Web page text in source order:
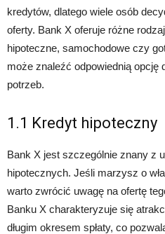
kredytów, dlatego wiele osób
oferty. Bank X oferuje różne
hipoteczne, samochodowe czy
może znaleźć odpowiednią opcję
potrzeb.
1.1 Kredyt hipoteczny
Bank X jest szczególnie znany z
hipotecznych. Jeśli marzysz o
warto zwrócić uwagę na ofertę
Banku X charakteryzuje się
długim okresem spłaty, co